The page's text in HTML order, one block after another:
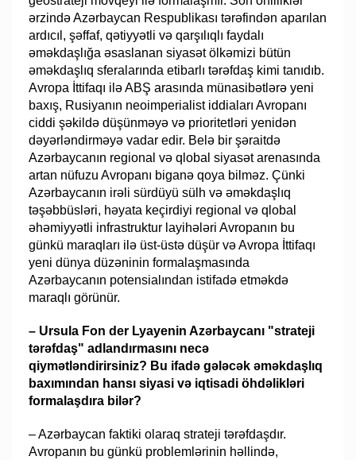
ərzində Azərbaycan Respublikası tərəfindən aparılan
ardıcıl, şəffaf, qətiyyətli və qarşılıqlı faydalı
əməkdaşlığa əsaslanan siyasət ölkəmizi bütün
əməkdaşlıq sferalarında etibarlı tərəfdaş kimi tanıdıb.
Avropa İttifaqı ilə ABŞ arasında münasibətlərə yeni
baxış, Rusiyanın neoimperialist iddiaları Avropanı
ciddi şəkildə düşünməyə və prioritetləri yenidən
dəyərləndirməyə vadar edir. Belə bir şəraitdə
Azərbaycanın regional və qlobal siyasət arenasında
artan nüfuzu Avropanı biganə qoya bilməz. Çünki
Azərbaycanın irəli sürdüyü sülh və əməkdaşlıq
təşəbbüsləri, həyata keçirdiyi regional və qlobal
əhəmiyyətli infrastruktur layihələri Avropanın bu
günkü maraqları ilə üst-üstə düşür və Avropa İttifaqı
yeni dünya düzəninin formalaşmasında
Azərbaycanın potensialından istifadə etməkdə
maraqlı görünür.
– Ursula Fon der Lyayenin Azərbaycanı "strateji
tərəfdaş" adlandırmasını necə
qiymətləndirirsiniz? Bu ifadə gələcək əməkdaşlıq
baxımından hansı siyasi və iqtisadi öhdəlikləri
formalaşdıra bilər?
– Azərbaycan faktiki olaraq strateji tərəfdaşdır.
Avropanın bu günkü problemlərinin həllində,